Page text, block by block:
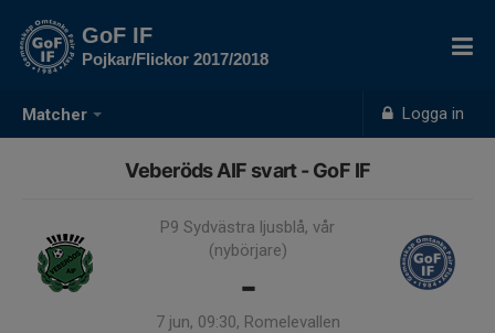
Matcher Logga in
GoF IF
Pojkar/Flickor 2017/2018
Veberöds AIF svart - GoF IF
P9 Sydvästra ljusblå, vår
(nybörjare)
-
7 jun, 09:30, Romelevallen